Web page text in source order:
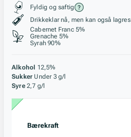
Stil, lagring og råstoff
Fyldig og saftig
Drikkeklar nå, men kan også lagres
Cabernet Franc 5%
Grenache 5%
Syrah 90%
Alkohol 12,5%
Sukker Under 3 g/l
Syre 2,7 g/l
Bærekraft